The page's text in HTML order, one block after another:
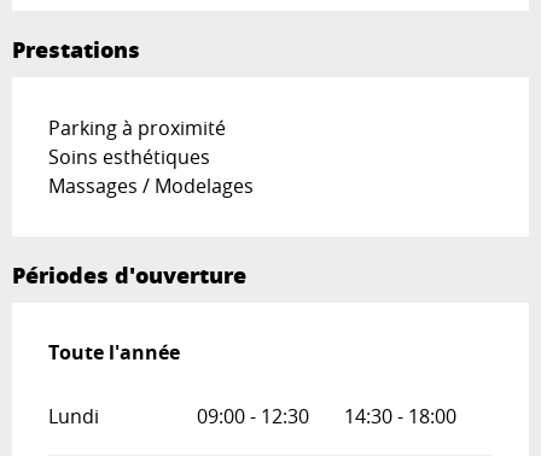
Prestations
Parking à proximité
Soins esthétiques
Massages / Modelages
Périodes d'ouverture
Toute l'année
Toute l'année
Lundi 09:00 - 12:30 14:30 - 18:00